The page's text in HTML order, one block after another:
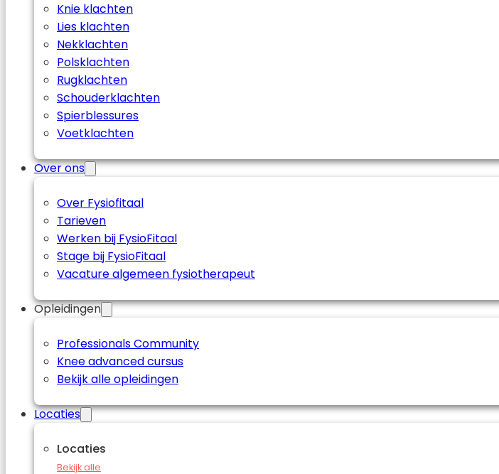
Knie klachten
Lies klachten
Nekklachten
Polsklachten
Rugklachten
Schouderklachten
Spierblessures
Voetklachten
Over ons
Over Fysiofitaal
Tarieven
Werken bij FysioFitaal
Stage bij FysioFitaal
Vacature algemeen fysiotherapeut
Opleidingen
Professionals Community
Knee advanced cursus
Bekijk alle opleidingen
Locaties
Locaties
Bekijk alle